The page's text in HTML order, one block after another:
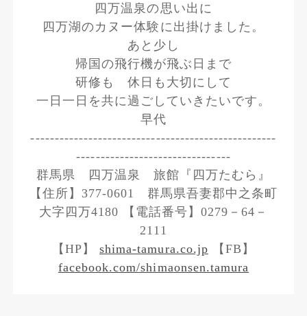
四万温泉の思い出に
四万湖のカヌー体験に出掛けました。
あと少し
帰国の飛行機が飛ぶ日まで
研修も 休日も大切にして
一日一日を共に過ごしていきたいです。
早代
---------------------------------------------------
--------------------------------
群馬県 四万温泉 旅館『四万たむら』
【住所】377-0601 群馬県吾妻郡中之条町
大字四万4180 【電話番号】0279－64－
2111
【HP】shima-tamura.co.jp 【FB】
facebook.com/shimaonsen.tamura